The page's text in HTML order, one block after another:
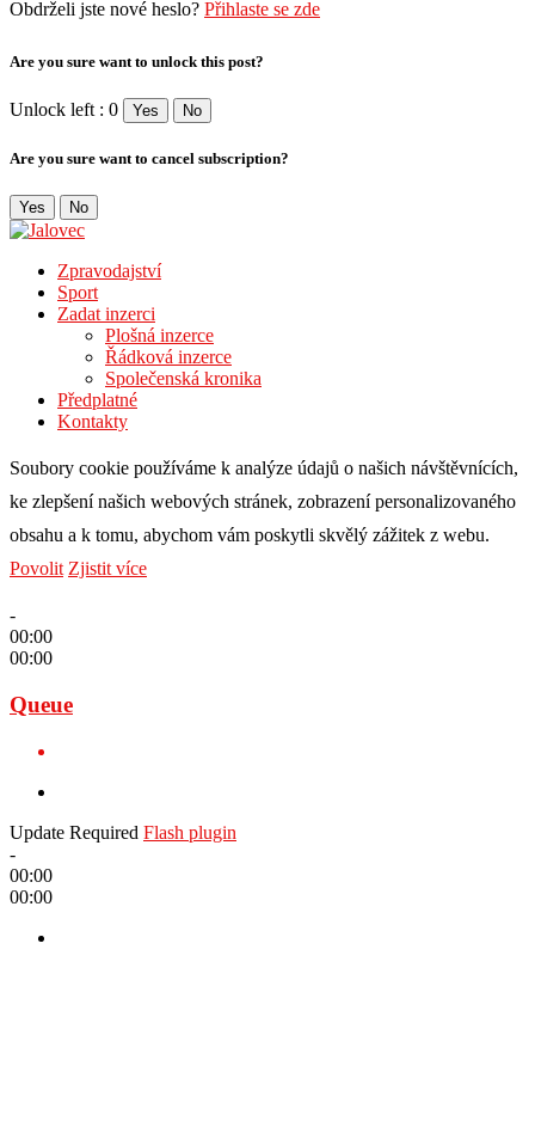
Obdrželi jste nové heslo? Přihlaste se zde
Are you sure want to unlock this post?
Unlock left : 0 Yes No
Are you sure want to cancel subscription?
Yes No
Zpravodajství
Sport
Zadat inzerci
Plošná inzerce
Řádková inzerce
Společenská kronika
Předplatné
Kontakty
Soubory cookie používáme k analýze údajů o našich návštěvnících,
ke zlepšení našich webových stránek, zobrazení personalizovaného
obsahu a k tomu, abychom vám poskytli skvělý zážitek z webu.
Povolit Zjistit více
-
00:00
00:00
Queue
Update Required Flash plugin
-
00:00
00:00